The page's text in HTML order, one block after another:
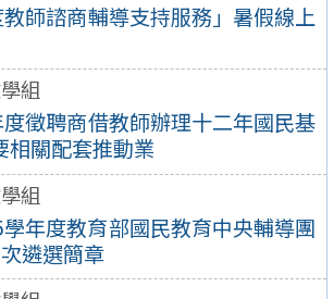
師諮商輔導支持服務」暑假線上
組
徵聘商借教師辦理十二年國民基
相關配套推動業
組
年度教育部國民教育中央輔導團
遴選簡章